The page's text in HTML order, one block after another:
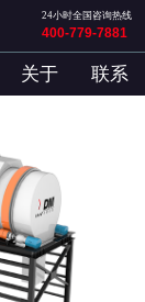
24小时全国咨询热线
400-779-7881
关于 联系